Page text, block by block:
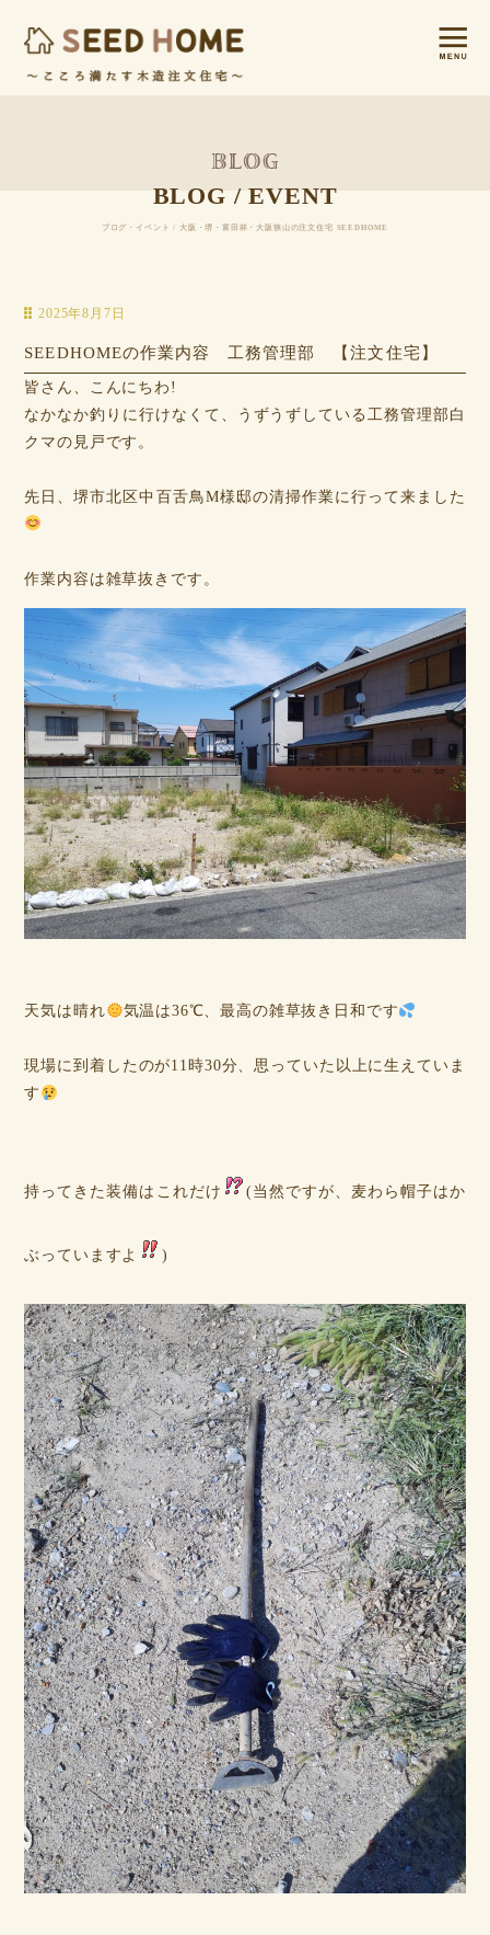
BLOG / EVENT
ブログ・イベント / 大阪・堺・富田林・大阪狭山の注文住宅 SEEDHOME
2025年8月7日
SEEDHOMEの作業内容 工務管理部 【注文住宅】
皆さん、こんにちわ!
なかなか釣りに行けなくて、うずうずしている工務管理部白
クマの見戸です。
先日、堺市北区中百舌鳥M様邸の清掃作業に行って来ました
作業内容は雑草抜きです。
天気は晴れ 気温は36℃、最高の雑草抜き日和です
現場に到着したのが11時30分、思っていた以上に生えていま
す
持ってきた装備はこれだけ (当然ですが、麦わら帽子はか
ぶっていますよ )